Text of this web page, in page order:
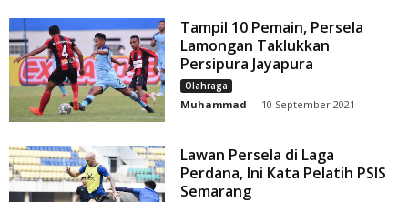
Tampil 10 Pemain, Persela
Lamongan Taklukkan
Persipura Jayapura
Olahraga
Muhammad - 10 September 2021
Lawan Persela di Laga
Perdana, Ini Kata Pelatih PSIS
Semarang